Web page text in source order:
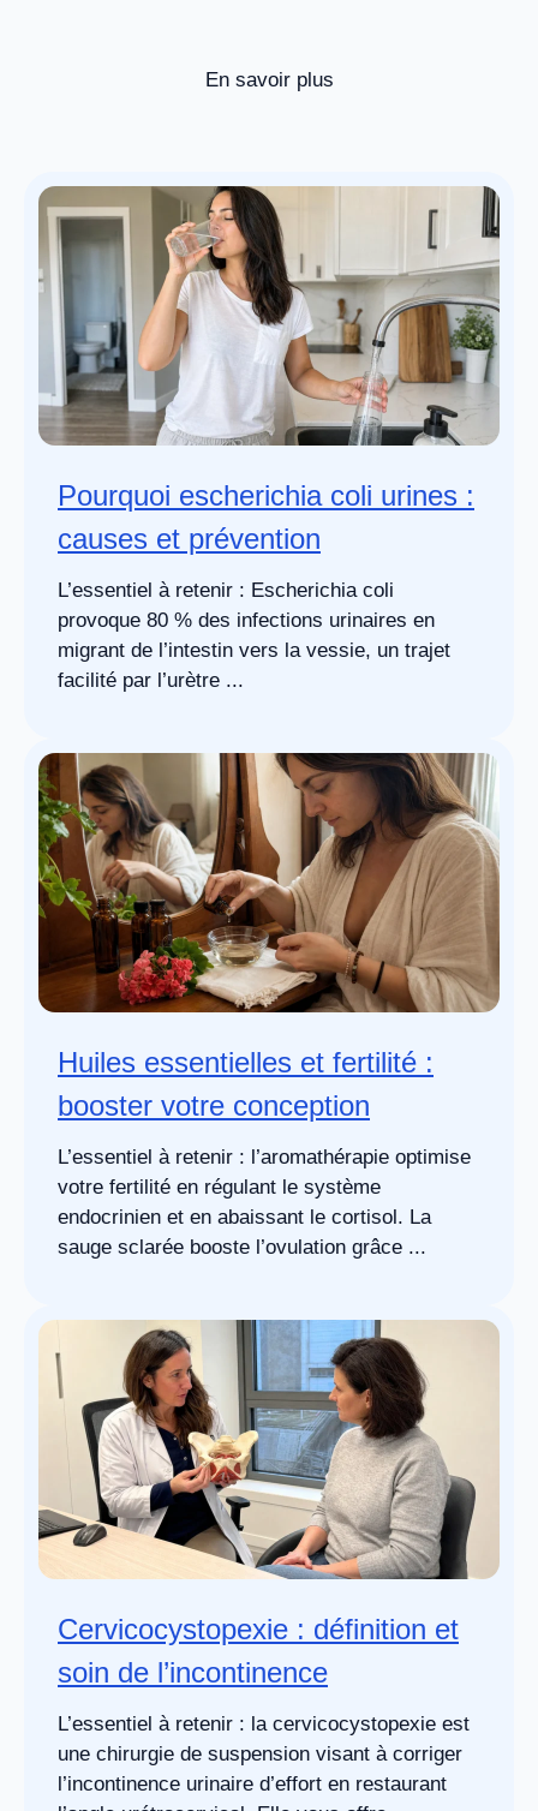
En savoir plus
Pourquoi escherichia coli urines :
causes et prévention
L’essentiel à retenir : Escherichia coli
provoque 80 % des infections urinaires en
migrant de l’intestin vers la vessie, un trajet
facilité par l’urètre ...
Huiles essentielles et fertilité :
booster votre conception
L’essentiel à retenir : l’aromathérapie optimise
votre fertilité en régulant le système
endocrinien et en abaissant le cortisol. La
sauge sclarée booste l’ovulation grâce ...
Cervicocystopexie : définition et
soin de l’incontinence
L’essentiel à retenir : la cervicocystopexie est
une chirurgie de suspension visant à corriger
l’incontinence urinaire d’effort en restaurant